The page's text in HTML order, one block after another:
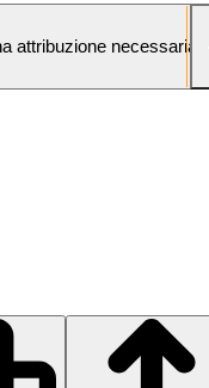
attribuzione necessaria